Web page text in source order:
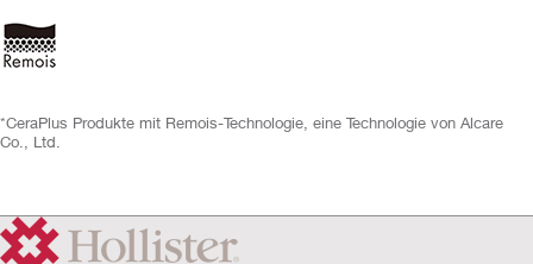
*CeraPlus Produkte mit Remois-Technologie, eine Technologie von Alcare
Co., Ltd.